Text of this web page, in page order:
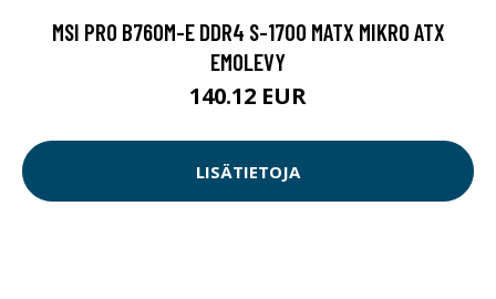
MSI PRO B760M-E DDR4 S-1700 MATX MIKRO ATX
EMOLEVY
140.12 EUR
LISÄTIETOJA